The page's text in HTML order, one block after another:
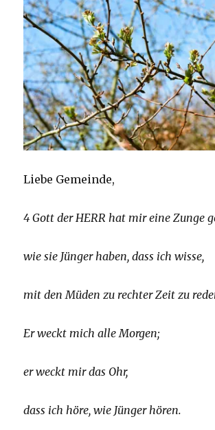
Liebe Gemeinde,
4 Gott der HERR hat mir eine Zunge
wie sie Jünger haben, dass ich wisse,
mit den Müden zu rechter Zeit zu
Er weckt mich alle Morgen;
er weckt mir das Ohr,
dass ich höre, wie Jünger hören.